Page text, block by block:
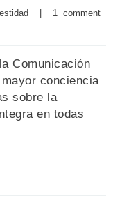
|
1  comment
Comunicación
conciencia
sobre la
en todas